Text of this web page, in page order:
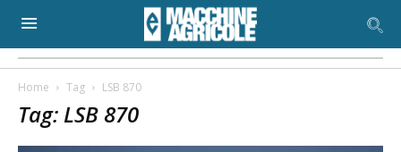
Home Tag LSB 870
Tag: LSB 870